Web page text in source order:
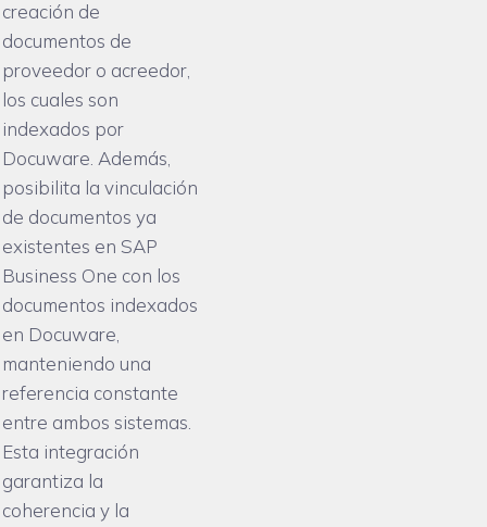
creación de
documentos de
proveedor o acreedor,
los cuales son
indexados por
Docuware. Además,
posibilita la vinculación
de documentos ya
existentes en SAP
Business One con los
documentos indexados
en Docuware,
manteniendo una
referencia constante
entre ambos sistemas.
Esta integración
garantiza la
coherencia y la